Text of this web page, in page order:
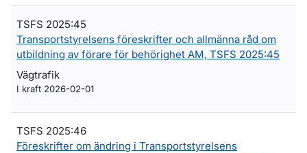
TSFS 2025:45
Transportstyrelsens föreskrifter och allmänna råd om
utbildning av förare för behörighet AM, TSFS 2025:45
Vägtrafik
I kraft 2026-02-01
TSFS 2025:46
Föreskrifter om ändring i Transportstyrelsens